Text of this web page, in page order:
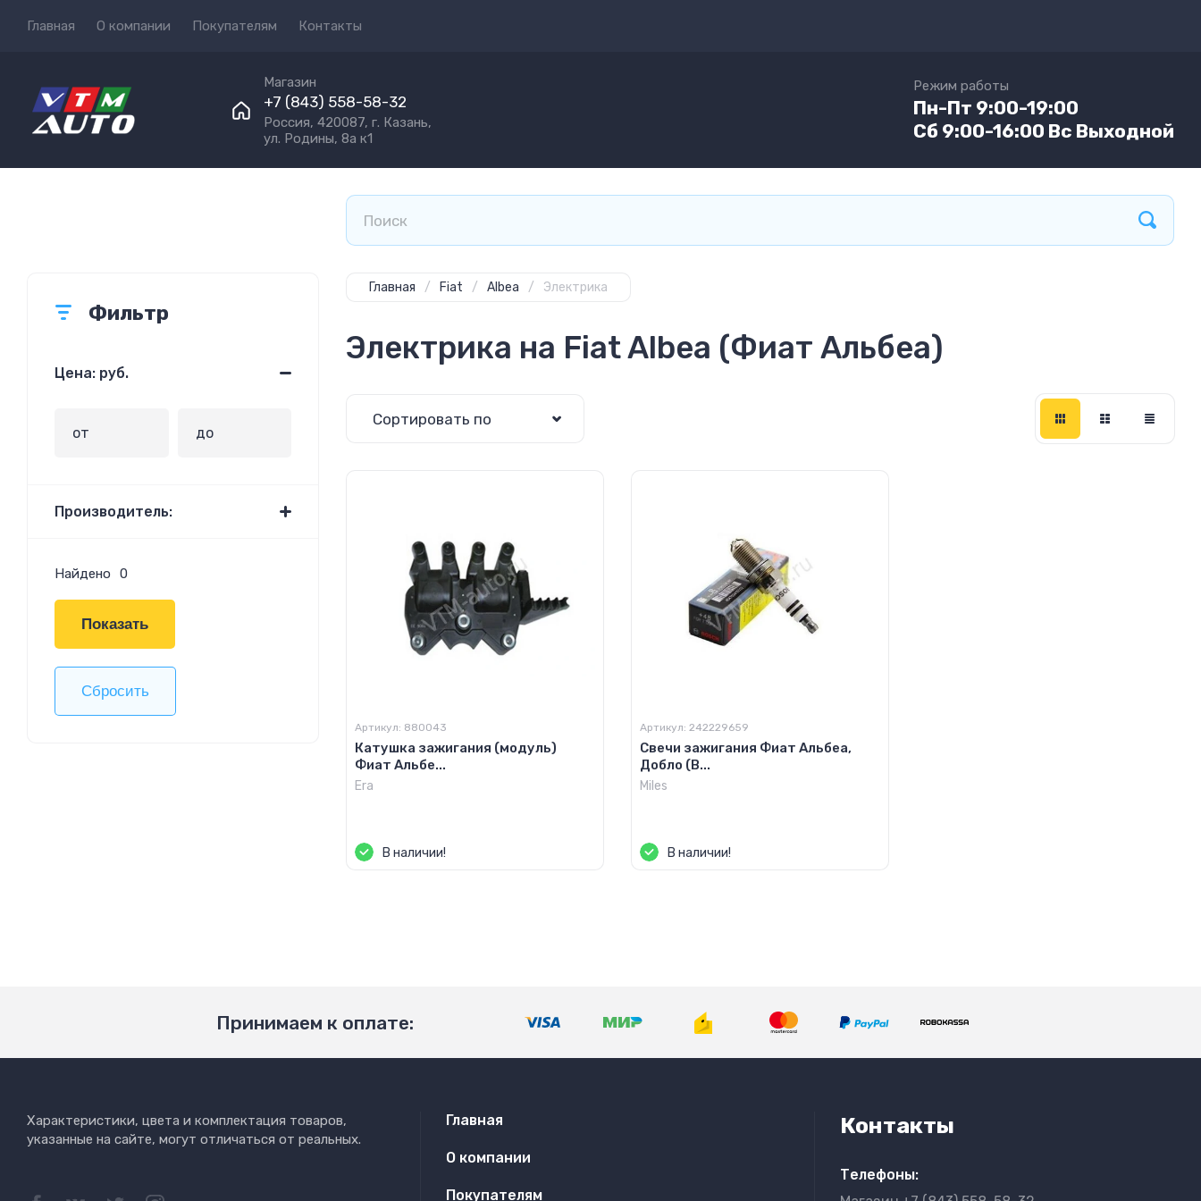
Главная О компании Покупателям Контакты
Магазин
+7 (843) 558-58-32
Россия, 420087, г. Казань,
ул. Родины, 8а к1
Режим работы
Пн-Пт 9:00-19:00
Сб 9:00-16:00 Вс Выходной
Фильтр
Цена: руб.
Производитель:
Найдено 0
Показать
Сбросить
Главная / Fiat / Albea / Электрика
Электрика на Fiat Albea (Фиат Альбеа)
Сортировать по
Артикул: 880043
Катушка зажигания (модуль)
Фиат Альбе...
Era
В наличии!
Артикул: 242229659
Свечи зажигания Фиат Альбеа,
Добло (B...
Miles
В наличии!
Принимаем к оплате:
Характеристики, цвета и комплектация товаров,
указанные на сайте, могут отличаться от реальных.
Главная
О компании
Покупателям
Контакты
Телефоны: